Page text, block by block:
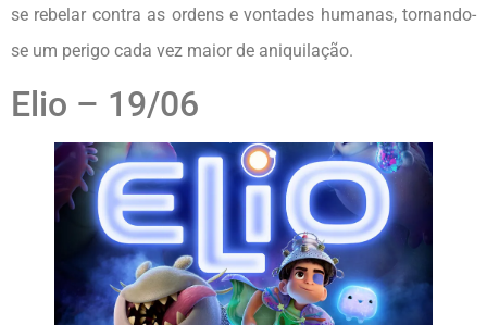
se rebelar contra as ordens e vontades humanas, tornando-
se um perigo cada vez maior de aniquilação.
Elio – 19/06